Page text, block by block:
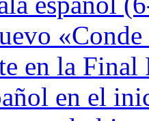
en la
en el